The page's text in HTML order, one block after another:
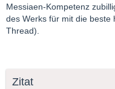
Messiaen-Kompetenz
des Werks für mit die beste
Thread).
Zitat